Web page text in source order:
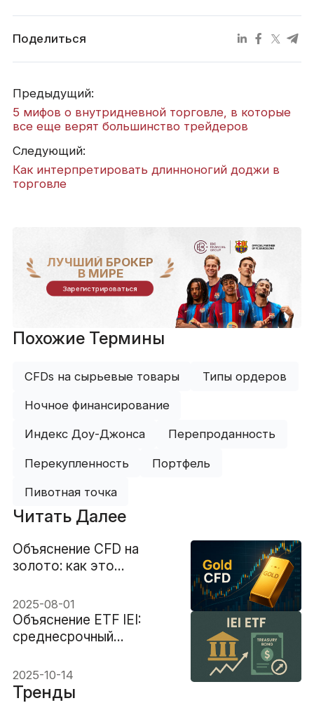
Поделиться
Предыдущий:
5 мифов о внутридневной торговле, в которые
все еще верят большинство трейдеров
Следующий:
Как интерпретировать длинноногий доджи в
торговле
ЛУЧШИЙ БРОКЕР
В МИРЕ
Зарегистрироваться
Похожие Термины
CFDs на сырьевые товары Типы ордеров
Ночное финансирование
Индекс Доу-Джонса Перепроданность
Перекупленность Портфель
Пивотная точка
Читать Далее
Объяснение CFD на
золото: как это
трейдеры его
используют
2025-08-01
Объяснение ETF IEI:
среднесрочный
2025-10-14
Тренды